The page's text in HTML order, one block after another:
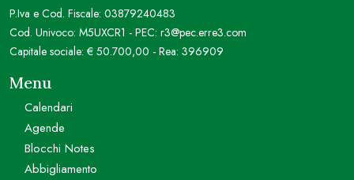
P.Iva e Cod. Fiscale: 03879240483
Cod. Univoco: M5UXCR1 - PEC: r3@pec.erre3.com
Capitale sociale: € 50.700,00 - Rea: 396909
Menu
Calendari
Agende
Blocchi Notes
Abbigliamento